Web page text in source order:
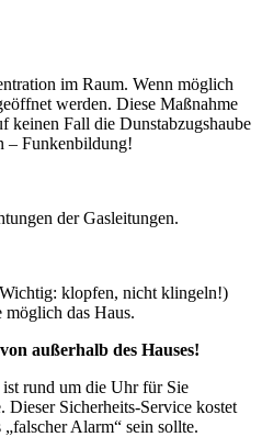
im Raum. Wenn möglich
werden. Diese Maßnahme
Fall die Dunstabzugshaube
– Funkenbildung!
der Gasleitungen.
klopfen, nicht klingeln!)
möglich das Haus.
außerhalb des Hauses!
rund um die Uhr für Sie
Dieser Sicherheits-Service kostet
Alarm“ sein sollte.